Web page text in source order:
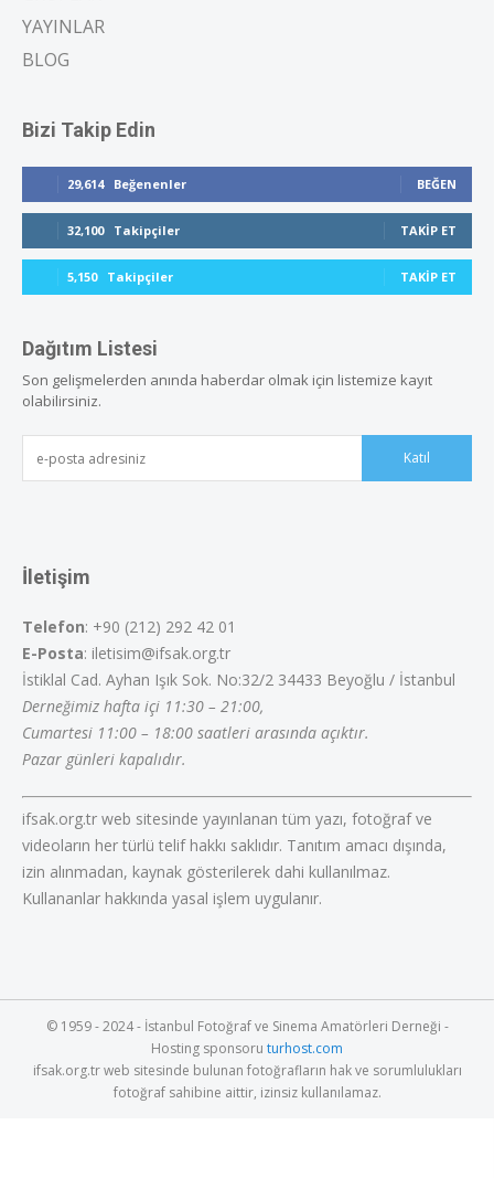
YAYINLAR
BLOG
Bizi Takip Edin
29,614 Beğenenler BEĞEN
32,100 Takipçiler TAKIP ET
5,150 Takipçiler TAKIP ET
Dağıtım Listesi
Son gelişmelerden anında haberdar olmak için listemize kayıt
olabilirsiniz.
Katıl
İletişim
Telefon: +90 (212) 292 42 01
E-Posta: iletisim@ifsak.org.tr
İstiklal Cad. Ayhan Işık Sok. No:32/2 34433 Beyoğlu / İstanbul
Derneğimiz hafta içi 11:30 – 21:00,
Cumartesi 11:00 – 18:00 saatleri arasında açıktır.
Pazar günleri kapalıdır.
ifsak.org.tr web sitesinde yayınlanan tüm yazı, fotoğraf ve
videoların her türlü telif hakkı saklıdır. Tanıtım amacı dışında,
izin alınmadan, kaynak gösterilerek dahi kullanılmaz.
Kullananlar hakkında yasal işlem uygulanır.
© 1959 - 2024 - İstanbul Fotoğraf ve Sinema Amatörleri Derneği -
Hosting sponsoru turhost.com
ifsak.org.tr web sitesinde bulunan fotoğrafların hak ve sorumlulukları
fotoğraf sahibine aittir, izinsiz kullanılamaz.